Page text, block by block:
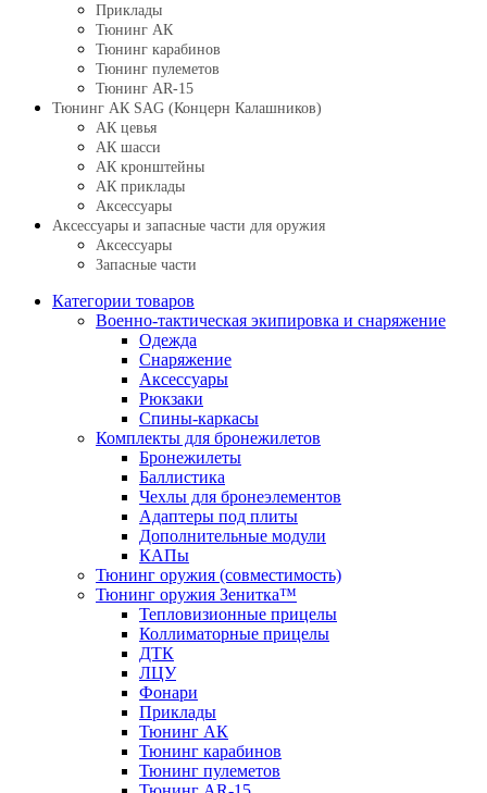
Приклады
Тюнинг АК
Тюнинг карабинов
Тюнинг пулеметов
Тюнинг AR-15
Тюнинг АК SAG (Концерн Калашников)
АК цевья
АК шасси
АК кронштейны
АК приклады
Аксессуары
Аксессуары и запасные части для оружия
Аксессуары
Запасные части
Категории товаров
Военно-тактическая экипировка и снаряжение
Одежда
Снаряжение
Аксессуары
Рюкзаки
Спины-каркасы
Комплекты для бронежилетов
Бронежилеты
Баллистика
Чехлы для бронеэлементов
Адаптеры под плиты
Дополнительные модули
КАПы
Тюнинг оружия (совместимость)
Тюнинг оружия Зенитка™
Тепловизионные прицелы
Коллиматорные прицелы
ДТК
ЛЦУ
Фонари
Приклады
Тюнинг АК
Тюнинг карабинов
Тюнинг пулеметов